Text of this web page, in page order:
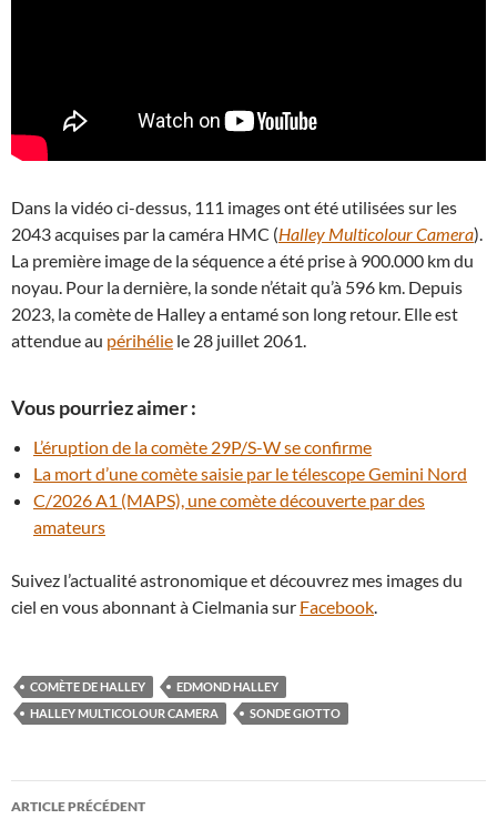
Dans la vidéo ci-dessus, 111 images ont été utilisées sur les
2043 acquises par la caméra HMC (Halley Multicolour Camera).
La première image de la séquence a été prise à 900.000 km du
noyau. Pour la dernière, la sonde n’était qu’à 596 km. Depuis
2023, la comète de Halley a entamé son long retour. Elle est
attendue au périhélie le 28 juillet 2061.
Vous pourriez aimer :
L’éruption de la comète 29P/S-W se confirme
La mort d’une comète saisie par le télescope Gemini Nord
C/2026 A1 (MAPS), une comète découverte par des
amateurs
Suivez l’actualité astronomique et découvrez mes images du
ciel en vous abonnant à Cielmania sur Facebook.
COMÈTE DE HALLEY
EDMOND HALLEY
HALLEY MULTICOLOUR CAMERA
SONDE GIOTTO
Navigation
ARTICLE PRÉCÉDENT